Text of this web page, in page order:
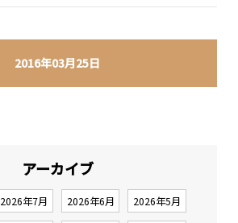
2016年03月25日
アーカイブ
2026年7月 2026年6月 2026年5月